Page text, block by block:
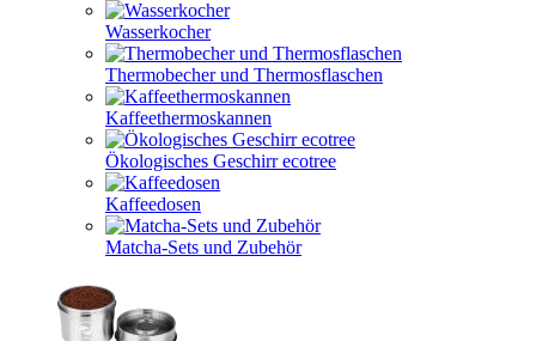
Wasserkocher
Thermobecher und Thermosflaschen
Kaffeethermoskannen
Ökologisches Geschirr ecotree
Kaffeedosen
Matcha-Sets und Zubehör